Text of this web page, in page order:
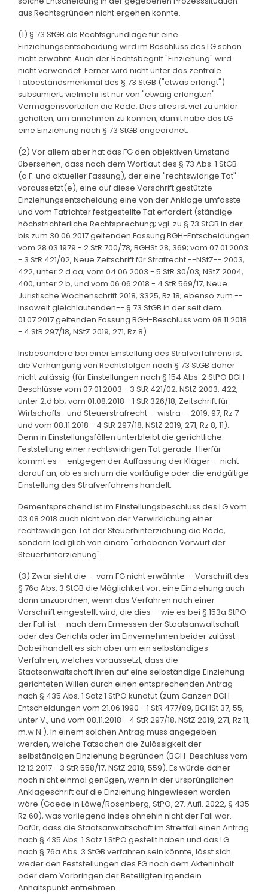
aus Rechtsgründen nicht ergehen konnte.
(1) § 73 StGB als Rechtsgrundlage für eine
Einziehungsentscheidung wird im Beschluss des LG schon
nicht erwähnt. Auch der Rechtsbegriff "Einziehung" wird
nicht verwendet. Ferner wird nicht unter das zentrale
Tatbestandsmerkmal des § 73 StGB ("etwas erlangt")
subsumiert; vielmehr ist nur von "etwaig erlangten"
Vermögensvorteilen die Rede. Dies alles ist viel zu unklar
gehalten, um annehmen zu können, damit habe das LG
eine Einziehung nach § 73 StGB angeordnet.
(2) Vor allem aber hat das FG den objektiven Umstand
übersehen, dass nach dem Wortlaut des § 73 Abs. 1 StGB
(a.F. und aktueller Fassung), der eine "rechtswidrige Tat"
voraussetzt(e), eine auf diese Vorschrift gestützte
Einziehungsentscheidung eine von der Anklage umfasste
und vom Tatrichter festgestellte Tat erfordert (ständige
höchstrichterliche Rechtsprechung; vgl. zu § 73 StGB in der
bis zum 30.06.2017 geltenden Fassung BGH-Entscheidungen
vom 28.03.1979 - 2 StR 700/78, BGHSt 28, 369; vom 07.01.2003
- 3 StR 421/02, Neue Zeitschrift für Strafrecht --NStZ-- 2003,
422, unter 2.d aa; vom 04.06.2003 - 5 StR 30/03, NStZ 2004,
400, unter 2.b, und vom 06.06.2018 - 4 StR 569/17, Neue
Juristische Wochenschrift 2018, 3325, Rz 18; ebenso zum --
insoweit gleichlautenden-- § 73 StGB in der seit dem
01.07.2017 geltenden Fassung BGH-Beschluss vom 08.11.2018
- 4 StR 297/18, NStZ 2019, 271, Rz 8).
Insbesondere bei einer Einstellung des Strafverfahrens ist
die Verhängung von Rechtsfolgen nach § 73 StGB daher
nicht zulässig (für Einstellungen nach § 154 Abs. 2 StPO BGH-
Beschlüsse vom 07.01.2003 - 3 StR 421/02, NStZ 2003, 422,
unter 2.d bb; vom 01.08.2018 - 1 StR 326/18, Zeitschrift für
Wirtschafts- und Steuerstrafrecht --wistra-- 2019, 97, Rz 7
und vom 08.11.2018 - 4 StR 297/18, NStZ 2019, 271, Rz 8, 11).
Denn in Einstellungsfällen unterbleibt die gerichtliche
Feststellung einer rechtswidrigen Tat gerade. Hierfür
kommt es --entgegen der Auffassung der Kläger-- nicht
darauf an, ob es sich um die vorläufige oder die endgültige
Einstellung des Strafverfahrens handelt.
Dementsprechend ist im Einstellungsbeschluss des LG vom
03.08.2018 auch nicht von der Verwirklichung einer
rechtswidrigen Tat der Steuerhinterziehung die Rede,
sondern lediglich von einem "erhobenen Vorwurf der
Steuerhinterziehung".
(3) Zwar sieht die --vom FG nicht erwähnte-- Vorschrift des
§ 76a Abs. 3 StGB die Möglichkeit vor, eine Einziehung auch
dann anzuordnen, wenn das Verfahren nach einer
Vorschrift eingestellt wird, die dies --wie es bei § 153a StPO
der Fall ist-- nach dem Ermessen der Staatsanwaltschaft
oder des Gerichts oder im Einvernehmen beider zulässt.
Dabei handelt es sich aber um ein selbständiges
Verfahren, welches voraussetzt, dass die
Staatsanwaltschaft ihren auf eine selbständige Einziehung
gerichteten Willen durch einen entsprechenden Antrag
nach § 435 Abs. 1 Satz 1 StPO kundtut (zum Ganzen BGH-
Entscheidungen vom 21.06.1990 - 1 StR 477/89, BGHSt 37, 55,
unter V., und vom 08.11.2018 - 4 StR 297/18, NStZ 2019, 271, Rz 11,
m.w.N.). In einem solchen Antrag muss angegeben
werden, welche Tatsachen die Zulässigkeit der
selbständigen Einziehung begründen (BGH-Beschluss vom
12.12.2017 - 3 StR 558/17, NStZ 2018, 559). Es würde daher
noch nicht einmal genügen, wenn in der ursprünglichen
Anklageschrift auf die Einziehung hingewiesen worden
wäre (Gaede in Löwe/Rosenberg, StPO, 27. Aufl. 2022, § 435
Rz 60), was vorliegend indes ohnehin nicht der Fall war.
Dafür, dass die Staatsanwaltschaft im Streitfall einen Antrag
nach § 435 Abs. 1 Satz 1 StPO gestellt haben und das LG
nach § 76a Abs. 3 StGB verfahren sein könnte, lässt sich
weder den Feststellungen des FG noch dem Akteninhalt
oder dem Vorbringen der Beteiligten irgendein
Anhaltspunkt entnehmen.